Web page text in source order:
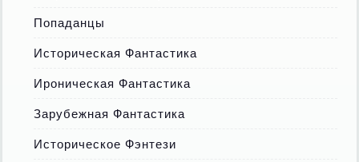
Попаданцы
Историческая Фантастика
Ироническая Фантастика
Зарубежная Фантастика
Историческое Фэнтези